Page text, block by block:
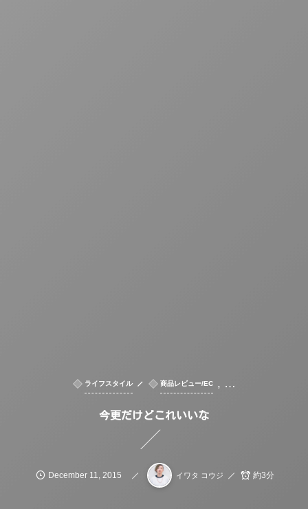
ライフスタイル 商品レビュー/EC , …
今更だけどこれいいな
December 11 2015 イワタ コウジ 約3分